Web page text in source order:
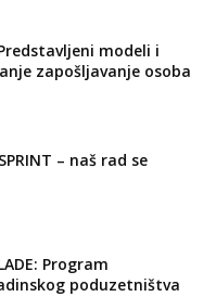
modeli i
zapošljavanje osoba
– naš rad se
Program
poduzetništva